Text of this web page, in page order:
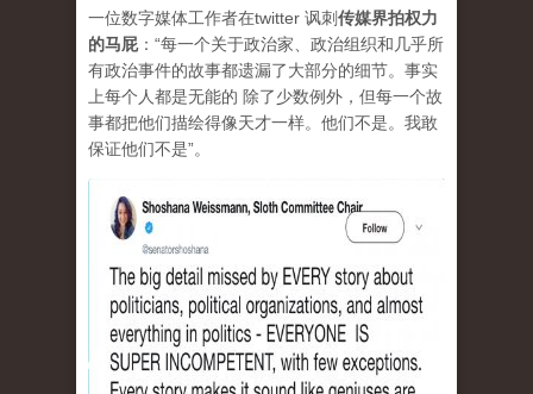
一位数字媒体工作者在twitter 讽刺传媒界拍权力
的马屁：“每一个关于政治家、政治组织和几乎所
有政治事件的故事都遗漏了大部分的细节。事实
上每个人都是无能的 除了少数例外，但每一个故
事都把他们描绘得像天才一样。他们不是。我敢
保证他们不是”。